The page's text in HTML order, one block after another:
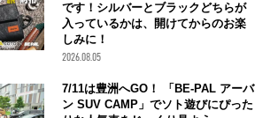
です！シルバーとブラックどちらが
入っているかは、開けてからのお楽
しみに！
2026.08.05
7/11は豊洲へGO！ 「BE-PAL アーバ
ン SUV CAMP」でソト遊びにぴった